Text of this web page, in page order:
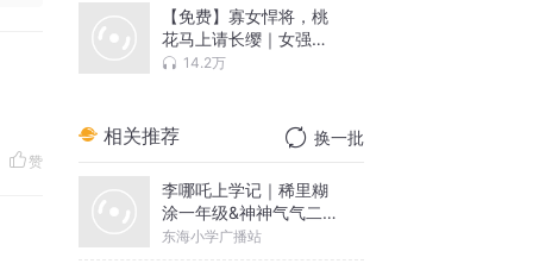
赞
【免费】寡女悍将，桃
花马上请长缨｜女强穿
越甜宠｜边关将军
14.2万
相关推荐 换一批
李哪吒上学记｜稀里糊
涂一年级&神神气气二年
级
东海小学广播站